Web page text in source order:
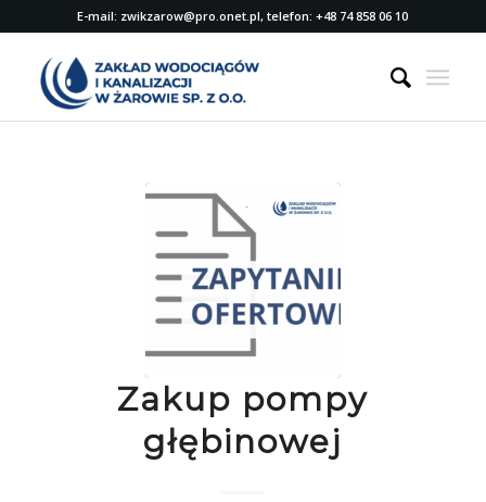
E-mail: zwikzarow@pro.onet.pl, telefon: +48 74 858 06 10
Zakup pompy
głębinowej